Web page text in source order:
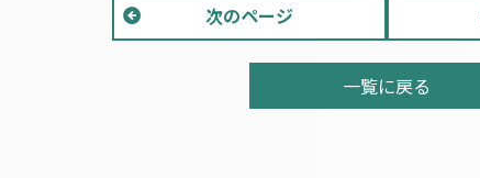
次のページ
一覧に戻る